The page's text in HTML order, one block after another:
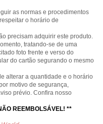
as normas e procedimentos
o horário de
precisam adquirir este produto.
tratando-se de uma
foto frente e verso do
do cartão segurando o mesmo
alterar a quantidade e o horário
motivo de segurança,
prévio. Confira nosso
REEMBOLSÁVEL! **